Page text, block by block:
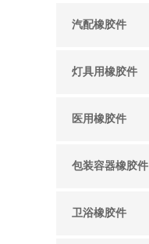
汽配橡胶件
灯具用橡胶件
医用橡胶件
包装容器橡胶件
卫浴橡胶件